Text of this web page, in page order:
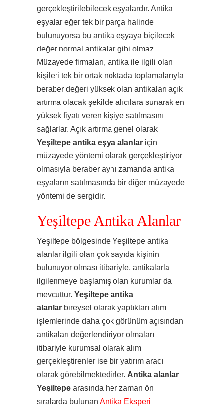
gerçekleştirilebilecek eşyalardır. Antika
eşyalar eğer tek bir parça halinde
bulunuyorsa bu antika eşyaya biçilecek
değer normal antikalar gibi olmaz.
Müzayede firmaları, antika ile ilgili olan
kişileri tek bir ortak noktada toplamalarıyla
beraber değeri yüksek olan antikaları açık
artırma olacak şekilde alıcılara sunarak en
yüksek fiyatı veren kişiye satılmasını
sağlarlar. Açık artırma genel olarak
Yeşiltepe antika eşya alanlar için
müzayede yöntemi olarak gerçekleştiriyor
olmasıyla beraber aynı zamanda antika
eşyaların satılmasında bir diğer müzayede
yöntemi de sergidir.
Yeşiltepe Antika Alanlar
Yeşiltepe bölgesinde Yeşiltepe antika
alanlar ilgili olan çok sayıda kişinin
bulunuyor olması itibariyle, antikalarla
ilgilenmeye başlamış olan kurumlar da
mevcuttur. Yeşiltepe antika
alanlar bireysel olarak yaptıkları alım
işlemlerinde daha çok görünüm açısından
antikaları değerlendiriyor olmaları
itibariyle kurumsal olarak alım
gerçekleştirenler ise bir yatırım aracı
olarak görebilmektedirler. Antika alanlar
Yeşiltepe arasında her zaman ön
sıralarda bulunan Antika Eksperi